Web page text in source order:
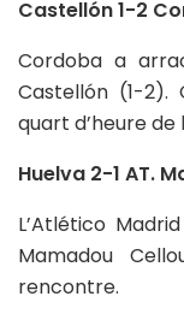
Castellón 1-2
Cordoba a
Castellón (1-
quart d’heure de
Huelva 2-1 AT.
L’Atlético
Mamadou
rencontre.